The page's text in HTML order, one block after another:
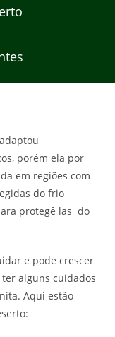
porém ela por
em regiões com
do frio
protegê las do
e pode crescer
alguns cuidados
Aqui estão